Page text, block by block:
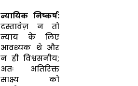
न्यायिक निष्कर्ष:
दस्तावेज़ न तो
न्याय के लिए
आवश्यक थे और
न ही विश्वसनीय;
अतः अतिरिक्त
साक्ष्य को